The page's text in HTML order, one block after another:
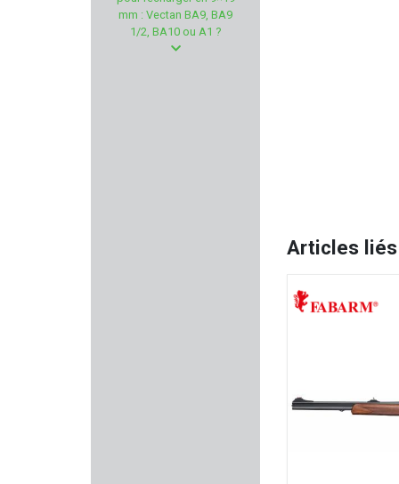
WALKSTOOL
HOTRONIC
mm : Vectan BA9, BA9
1/2, BA10 ou A1 ?
Articles